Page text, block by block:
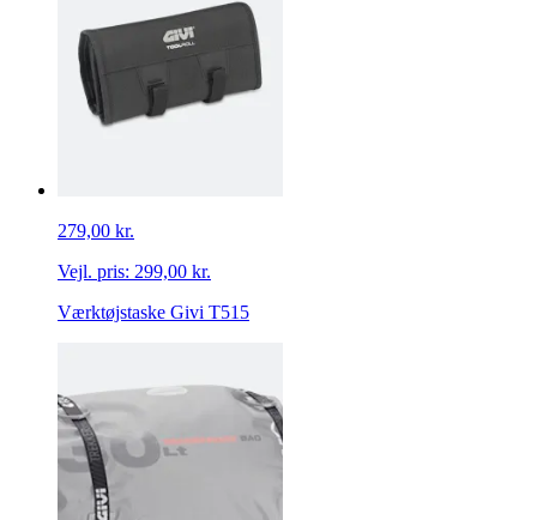
279,00 kr.
Vejl. pris: 299,00 kr.
Værktøjstaske Givi T515